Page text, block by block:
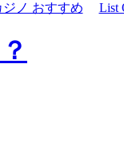
ノ おすすめ List